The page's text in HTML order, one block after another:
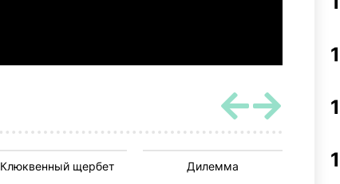
Клюквенный щербет Дилемма